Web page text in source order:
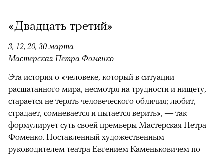
«Двадцать третий»
3, 12, 20, 30 марта
Мастерская Петра Фоменко
Эта история о «человеке, который в ситуации
расшатанного мира, несмотря на трудности и нищету,
старается не терять человеческого обличия; любит,
страдает, сомневается и пытается верить», — так
формулирует суть своей премьеры Мастерская Петра
Фоменко. Поставленный художественным
руководителем театра Евгением Каменьковичем по